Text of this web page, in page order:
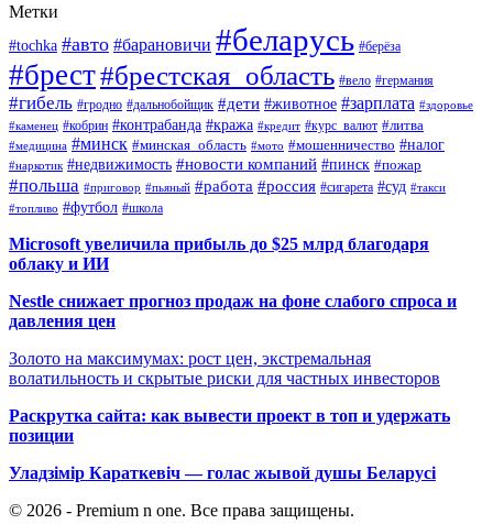
Метки
#tochka #авто #барановичи #беларусь #берёза
#брест#брестская_область #вело #германия
#гибель #гродно #дальнобойщик #дети #животное #зарплата #здоровье
#каменец #кобрин #контрабанда #кража #кредит #курс_валют #литва
#медицина #минск #минская_область #мото #мошенничество #налог
#наркотик #недвижимость #новости компаний #пинск #пожар
#польша #приговор #пьяный #работа #россия #сигарета #суд #такси
#топливо #футбол #школа
Microsoft увеличила прибыль до $25 млрд благодаря
облаку и ИИ
Nestle снижает прогноз продаж на фоне слабого спроса и
давления цен
Золото на максимумах: рост цен, экстремальная
волатильность и скрытые риски для частных инвесторов
Раскрутка сайта: как вывести проект в топ и удержать
позиции
Уладзімір Караткевіч — голас жывой душы Беларусі
© 2026 - Premium n one. Все права защищены.